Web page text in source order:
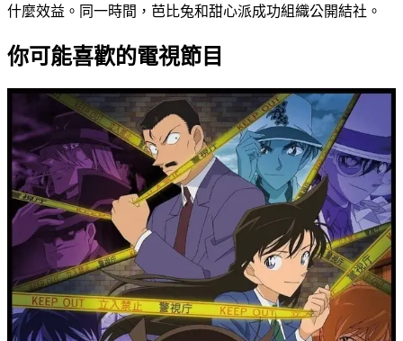
什麼效益。同一時間，芭比兔和甜心派成功組織公開結社。
你可能喜歡的電視節目